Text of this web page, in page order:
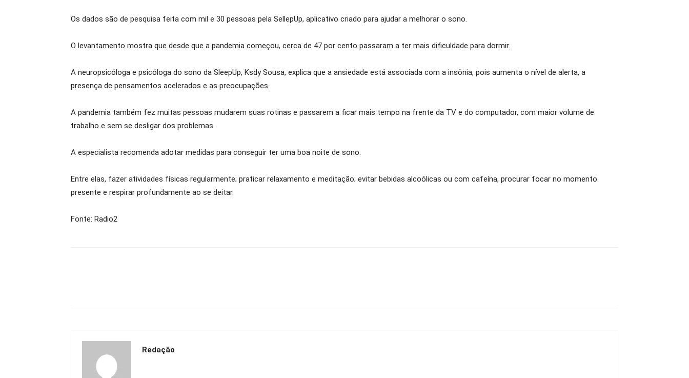
Os dados são de pesquisa feita com mil e 30 pessoas pela SellepUp, aplicativo criado para ajudar a melhorar o sono.
O levantamento mostra que desde que a pandemia começou, cerca de 47 por cento passaram a ter mais dificuldade para dormir.
A neuropsicóloga e psicóloga do sono da SleepUp, Ksdy Sousa, explica que a ansiedade está associada com a insônia, pois aumenta o nível de alerta, a
presença de pensamentos acelerados e as preocupações.
A pandemia também fez muitas pessoas mudarem suas rotinas e passarem a ficar mais tempo na frente da TV e do computador, com maior volume de
trabalho e sem se desligar dos problemas.
A especialista recomenda adotar medidas para conseguir ter uma boa noite de sono.
Entre elas, fazer atividades físicas regularmente; praticar relaxamento e meditação; evitar bebidas alcoólicas ou com cafeína, procurar focar no momento
presente e respirar profundamente ao se deitar.
Fonte: Radio2
Redação